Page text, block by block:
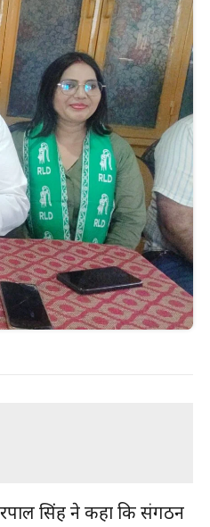
नीरपाल सिंह ने कहा कि संगठन